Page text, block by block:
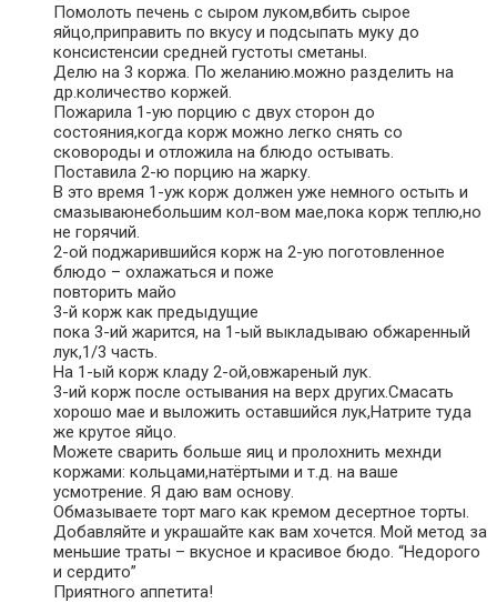
Помолоть печень с сыром луком,вбить сырое
яйцо,приправить по вкусу и подсыпать муку до
консистенсии средней густоты сметаны.
Делю на 3 коржа. По желанию.можно разделить на
др.количество коржей.
Пожарила 1-ую порцию с двух сторон до
состояния,когда корж можно легко снять со
сковороды и отложила на блюдо остывать.
Поставила 2-ю порцию на жарку.
В это время 1-уж корж должен уже немного остыть и
смазываюнебольшим кол-вом мае,пока корж теплю,но
не горячий.
2-ой поджарившийся корж на 2-ую поготовленное
блюдо – охлажаться и поже
повторить майо
3-й корж как предыдущие
пока 3-ий жарится, на 1-ый выкладываю обжаренный
лук,1/3 часть.
На 1-ый корж кладу 2-ой,овжареный лук.
3-ий корж после остывания на верх других.Смасать
хорошо мае и выложить оставшийся лук,Натрите туда
же крутое яйцо.
Можете сварить больше яиц и пролохнить мехнди
коржами: кольцами,натёртыми и т.д. на ваше
усмотрение. Я даю вам основу.
Обмазываете торт маго как кремом десертное торты.
Добавляйте и украшайте как вам хочется. Мой метод за
меньшие траты – вкусное и красивое бюдо. “Недорого
и сердито”
Приятного аппетита!